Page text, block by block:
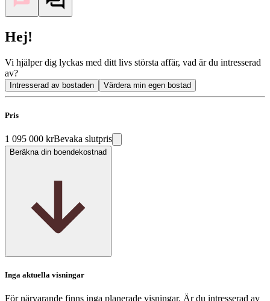
Hej!
Vi hjälper dig lyckas med ditt livs största affär, vad är du intresserad
av?
Intresserad av bostaden Värdera min egen bostad
Pris
1 095 000 krBevaka slutpris
Beräkna din boendekostnad
Inga aktuella visningar
För närvarande finns inga planerade visningar. Är du intresserad av